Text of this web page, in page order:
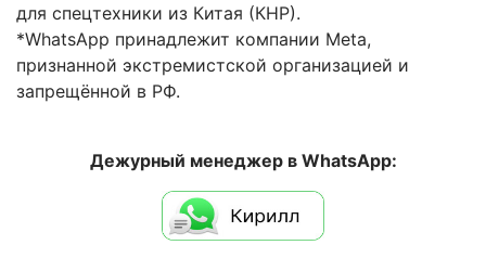
для спецтехники из Китая (КНР).
*WhatsApp принадлежит компании Meta,
признанной экстремистской организацией и
запрещённой в РФ.
Дежурный менеджер в WhatsApp: